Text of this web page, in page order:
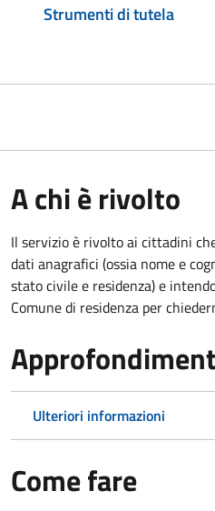
Strumenti di tutela
A chi è rivolto
Il servizio è rivolto ai cittadini
dati anagrafici (ossia nome e
stato civile e residenza) e
Comune di residenza per
Ulteriori informazioni
Come fare